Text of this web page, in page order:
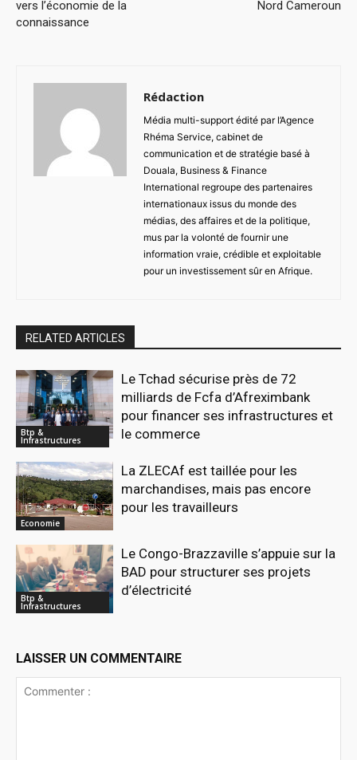
vers l’économie de la
connaissance
Nord Cameroun
Rédaction
Média multi-support édité par l’Agence
Rhéma Service, cabinet de
communication et de stratégie basé à
Douala, Business & Finance
International regroupe des partenaires
internationaux issus du monde des
médias, des affaires et de la politique,
mus par la volonté de fournir une
information vraie, crédible et exploitable
pour un investissement sûr en Afrique.
RELATED ARTICLES
Btp &
Infrastructures
Le Tchad sécurise près de 72
milliards de Fcfa d’Afreximbank
pour financer ses infrastructures et
le commerce
Economie
La ZLECAf est taillée pour les
marchandises, mais pas encore
pour les travailleurs
Btp &
Infrastructures
Le Congo-Brazzaville s’appuie sur la
BAD pour structurer ses projets
d’électricité
LAISSER UN COMMENTAIRE